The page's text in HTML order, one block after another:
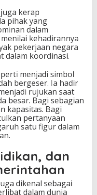
kerap
pihak yang
dalam
kehadirannya
pekerjaan negara
dalam koordinasi.
menjadi simbol
bergeser. Ia hadir
rujukan saat
besar. Bagi sebagian
kapasitas. Bagi
pertanyaan
satu figur dalam
dan
dikenal sebagai
dalam dunia